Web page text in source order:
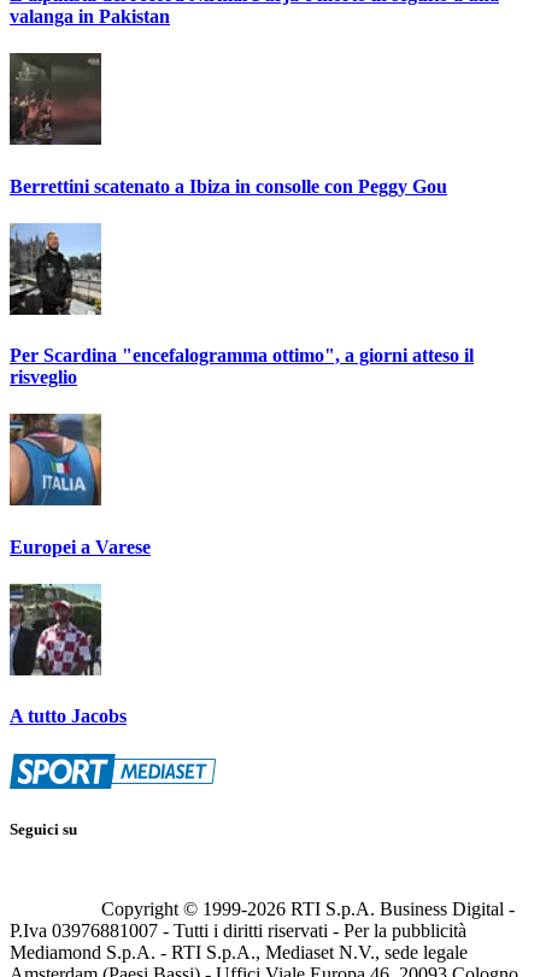
valanga in Pakistan
Berrettini scatenato a Ibiza in consolle con Peggy Gou
Per Scardina "encefalogramma ottimo", a giorni atteso il
risveglio
Europei a Varese
A tutto Jacobs
Seguici su
Copyright © 1999-2026 RTI S.p.A. Business Digital -
P.Iva 03976881007 - Tutti i diritti riservati - Per la pubblicità
Mediamond S.p.A. - RTI S.p.A., Mediaset N.V., sede legale